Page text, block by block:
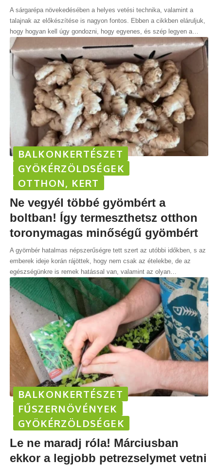
A sárgarépa növekedésében a helyes vetési technika, valamint a
talajnak az előkészítése is nagyon fontos. Ebben a cikkben eláruljuk,
hogy hogyan kell úgy gondozni, hogy egyenes, és szép legyen a…
BALKONKERTÉSZET
GYÖKÉRZÖLDSÉGEK
OTTHON, KERT
Ne vegyél többé gyömbért a
boltban! Így termeszthetsz otthon
toronymagas minőségű gyömbért
A gyömbér hatalmas népszerűségre tett szert az utóbbi időkben, s az
emberek ideje korán rájöttek, hogy nem csak az ételekbe, de az
egészségünkre is remek hatással van, valamint az olyan…
BALKONKERTÉSZET
FŰSZERNÖVÉNYEK
GYÖKÉRZÖLDSÉGEK
Le ne maradj róla! Márciusban
ekkor a legjobb petrezselymet vetni